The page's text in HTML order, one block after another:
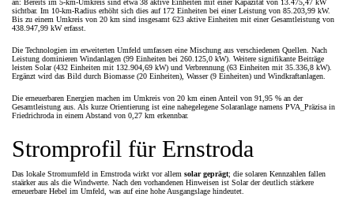
an: Bereits im 5-km-Umkreis sind etwa 38 aktive Einheiten mit einer Kapazität von 13.475,47 kW
sichtbar. Im 10-km-Radius erhöht sich dies auf 172 Einheiten bei einer Leistung von 85.203,99 kW.
Bis zu einem Umkreis von 20 km sind insgesamt 623 aktive Einheiten mit einer Gesamtleistung von
438.947,99 kW erfasst.
Die Technologien im erweiterten Umfeld umfassen eine Mischung aus verschiedenen Quellen. Nach
Leistung dominieren Windanlagen (99 Einheiten bei 260.125,0 kW). Weitere signifikante Beiträge
leisten Solar (432 Einheiten mit 132.904,69 kW) und Verbrennung (63 Einheiten mit 35.336,8 kW).
Ergänzt wird das Bild durch Biomasse (20 Einheiten), Wasser (9 Einheiten) und Windkraftanlagen.
Die erneuerbaren Energien machen im Umkreis von 20 km einen Anteil von 91,95 % an der
Gesamtleistung aus. Als kurze Orientierung ist eine nahegelegene Solaranlage namens PVA_Präzisa in
Friedrichroda in einem Abstand von 0,27 km erkennbar.
Stromprofil für Ernstroda
Das lokale Stromumfeld in Ernstroda wirkt vor allem solar geprägt; die solaren Kennzahlen fallen
staärker aus als die Windwerte. Nach den vorhandenen Hinweisen ist Solar der deutlich stärkere
erneuerbare Hebel im Umfeld, was auf eine hohe Ausgangslage hindeutet.